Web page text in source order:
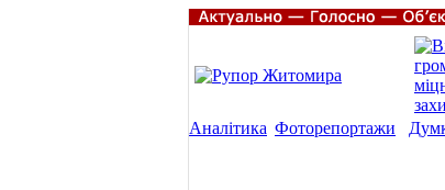
Аналітика Фоторепортажи